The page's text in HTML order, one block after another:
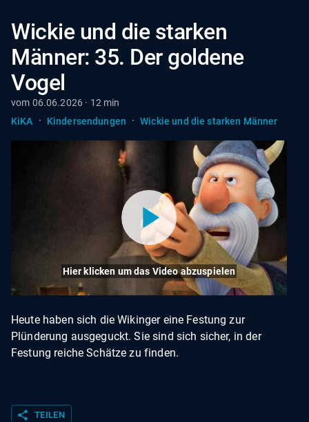
Wickie und die starken
Männer: 35. Der goldene
Vogel
vom 06.06.2026 · 12 min
KiKA
· Kindersendungen · Wickie und die starken Männer
Hier klicken um das Video abzuspielen
Heute haben sich die Wikinger eine Festung zur
Plünderung ausgeguckt. Sie sind sich sicher, in der
Festung reiche Schätze zu finden.
share TEILEN